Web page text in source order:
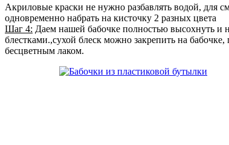
Акриловые краски не нужно разбавлять водой, для
одновременно набрать на кисточку 2 разных цвета
Шаг 4: Даем нашей бабочке полностью высохнуть и
блестками.,сухой блеск можно закрепить на
бесцветным лаком.